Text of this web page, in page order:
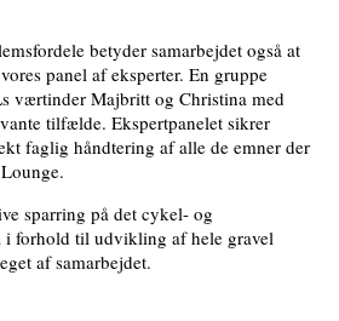
betyder samarbejdet også at
panel af eksperter. En gruppe
værtinder Majbritt og Christina med
tilfælde. Ekspertpanelet sikrer
faglig håndtering af alle de emner der
sparring på det cykel- og
i forhold til udvikling af hele gravel
af samarbejdet.